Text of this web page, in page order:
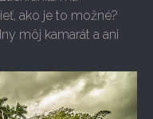
ako je to možné?
môj kamarát a ani